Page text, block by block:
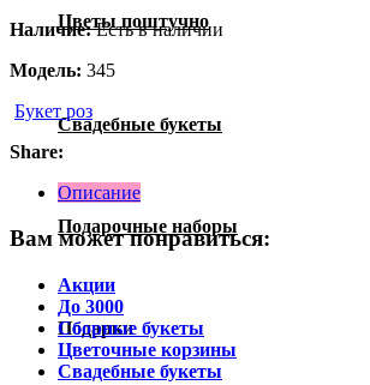
Цветы поштучно
Свадебные букеты
Подарочные наборы
Подарки
Наличие:Есть в наличии
Модель: 345
Букет роз
Share:
Описание
Вам может понравиться:
Акции
До 3000
Сборные букеты
Цветочные корзины
Свадебные букеты